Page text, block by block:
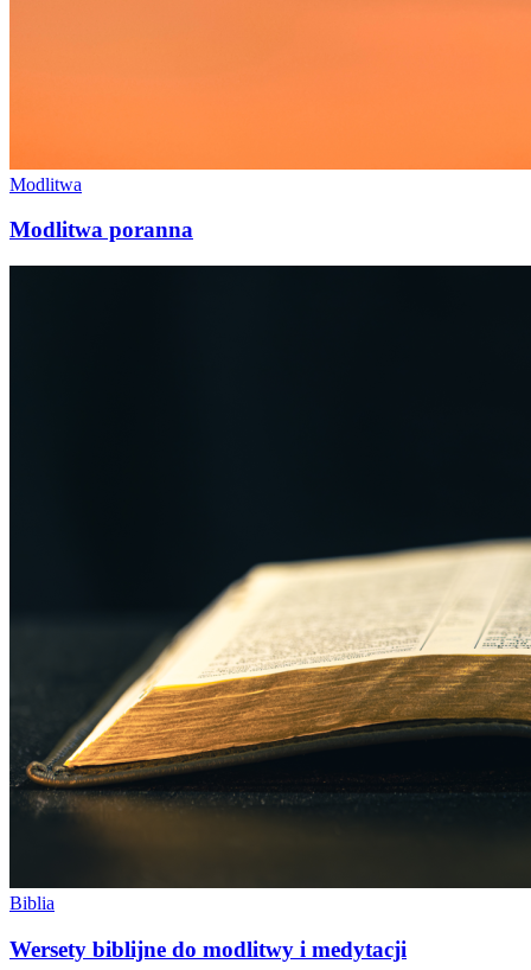
Modlitwa
Modlitwa poranna
Biblia
Wersety biblijne do modlitwy i medytacji